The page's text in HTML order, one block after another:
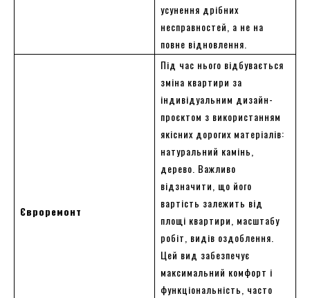
усунення дрібних
несправностей, а не на
повне відновлення.
Євроремонт
Під час нього відбувається
зміна квартири за
індивідуальним дизайн-
проєктом з використанням
якісних дорогих матеріалів:
натуральний камінь,
дерево. Важливо
відзначити, що його
вартість залежить від
площі квартири, масштабу
робіт, видів оздоблення.
Цей вид забезпечує
максимальний комфорт і
функціональність, часто